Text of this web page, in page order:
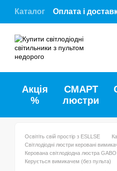
Перейти до основного контенту
Каталог Оплата і
Відгуки про
Договір публічної
Акція
%
СМАРТ
люстри
Освітіть свій простір з ESLLSE
Світлодіодні люстри керовані
Керована світлодіодна люстра
Керується вимикачем (без пульта)